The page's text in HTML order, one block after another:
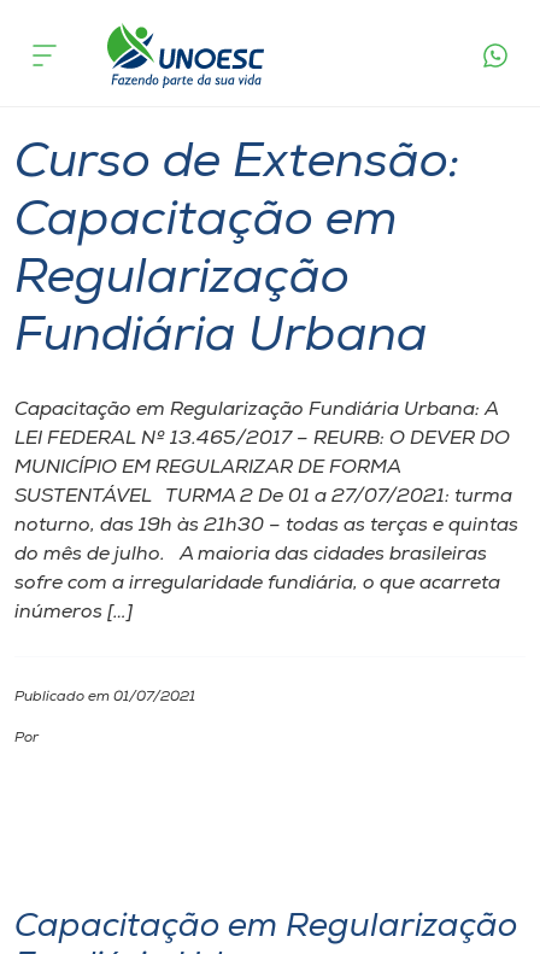
Cursos
Pesquisa
Atendimento ao Estudante
Portal de Ensino
A
Unoesc
Internacionalização
I.nova
Cultura
acontece
Polo Xaxim
Curso de Extensão:
Capacitação em
Regularização
Fundiária Urbana
Capacitação em Regularização Fundiária Urbana: A
LEI FEDERAL Nº 13.465/2017 – REURB: O DEVER DO
MUNICÍPIO EM REGULARIZAR DE FORMA
SUSTENTÁVEL TURMA 2 De 01 a 27/07/2021: turma
noturno, das 19h às 21h30 – todas as terças e quintas
do mês de julho. A maioria das cidades brasileiras
sofre com a irregularidade fundiária, o que acarreta
inúmeros […]
Publicado em 01/07/2021
Por
Capacitação em Regularização